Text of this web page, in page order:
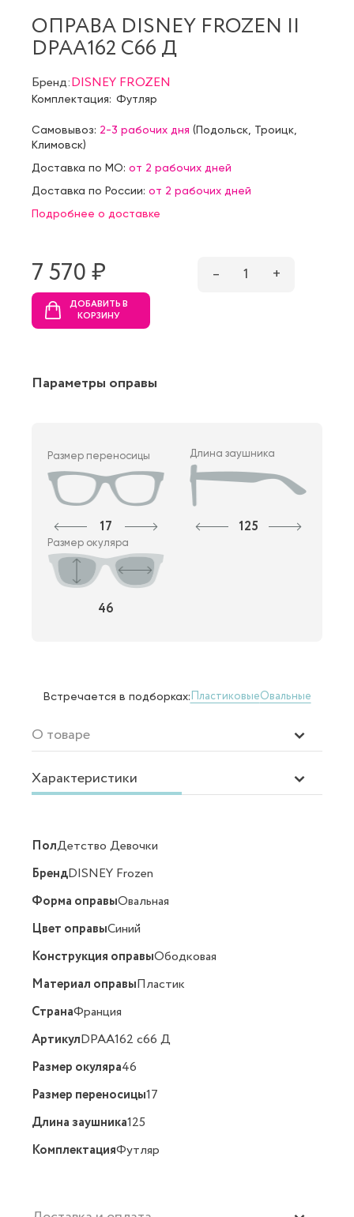
ОПРАВА DISNEY FROZEN II
DPAA162 C66 Д
Бренд:DISNEY FROZEN
Комплектация: Футляр
Самовывоз: 2-3 рабочих дня (Подольск Троицк
Климовск)
Доставка по МО: от 2 рабочих дней
Доставка по России: от 2 рабочих дней
Подробнее о доставке
7 570 ₷ – 1 +
ДОБАВИТЬ В
КОРЗИНУ
Параметры оправы
Размер переносицы
17
Длина заушника
125
Размер окуляра
46
Встречается в подборках:ПластиковыеОвальные
О товаре
Характеристики
ПолДетство Девочки
БрендDISNEY Frozen
Форма оправыОвальная
Цвет оправыСиний
Конструкция оправыОбодковая
Материал оправыПластик
СтранаФранция
АртикулDPAA162 c66 Д
Размер окуляра46
Размер переносицы17
Длина заушника125
КомплектацияФутляр